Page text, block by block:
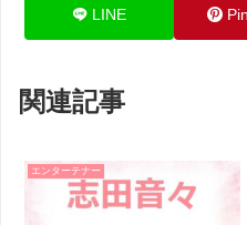
LINE
関連記事
エンターテナー